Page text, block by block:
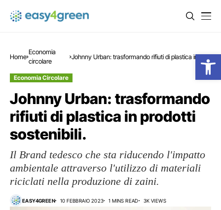
Home
Economia
circolare
Johnny Urban: trasformando rifiuti di plastica in
Economia Circolare
Johnny Urban: trasformando
rifiuti di plastica in prodotti
sostenibili.
Il Brand tedesco che sta riducendo l'impatto
ambientale attraverso l'utilizzo di materiali
riciclati nella produzione di zaini.
EASY4GREEN 10 FEBBRAIO 2023 1 MINS READ 3K VIEWS